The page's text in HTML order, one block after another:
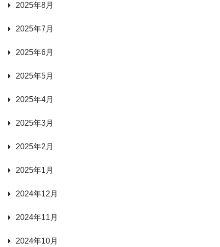
2025年8月
2025年7月
2025年6月
2025年5月
2025年4月
2025年3月
2025年2月
2025年1月
2024年12月
2024年11月
2024年10月